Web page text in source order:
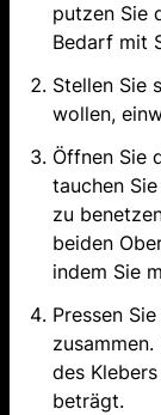
putzen Sie
Bedarf mit
Stellen Sie
wollen,
Öffnen Sie
tauchen
zu
beiden
indem Sie
Pressen
des
beträgt.